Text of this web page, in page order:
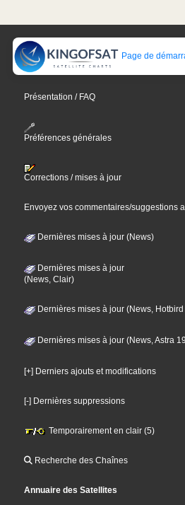
Page de
Présentation / FAQ
Préférences générales
Corrections / mises à jour
Envoyez vos commentaires/suggestions
Dernières mises à jour (News)
Dernières mises à jour
(News, Clair)
Dernières mises à jour (News, Hotbird
Dernières mises à jour (News, Astra
[+] Derniers ajouts et modifications
[-] Dernières suppressions
Temporairement en clair (5)
Recherche des Chaînes
Annuaire des Satellites